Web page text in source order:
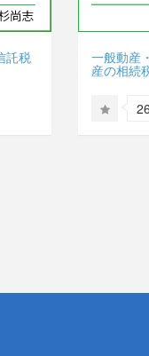
託税 一般動産
産の相続
26